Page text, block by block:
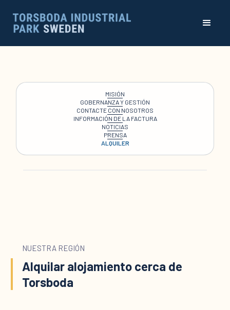
MISIÓN
GOBERNANZA Y GESTIÓN
CONTACTE CON NOSOTROS
INFORMACIÓN DE LA FACTURA
NOTICIAS
PRENSA
ALQUILER
NUESTRA REGIÓN
Alquilar alojamiento cerca de
Torsboda